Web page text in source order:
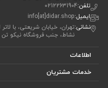
تلفن:02122631904
ایمیل:info[at]didar.shop
نشانی:تهران، خیابان شریعتی، با
نشاط، جنب فروشگاه نیکو تن پوش، پلاک
اطلاعات
خدمات مشتریان